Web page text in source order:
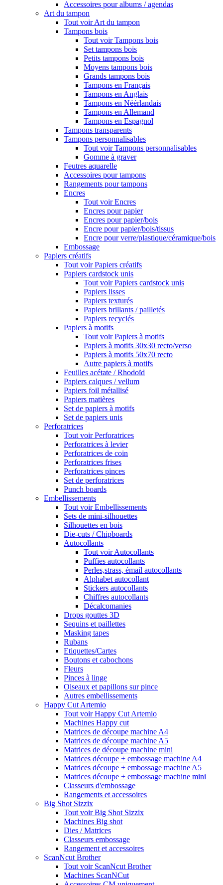
Accessoires pour albums / agendas
Art du tampon
Tout voir Art du tampon
Tampons bois
Tout voir Tampons bois
Set tampons bois
Petits tampons bois
Moyens tampons bois
Grands tampons bois
Tampons en Français
Tampons en Anglais
Tampons en Néérlandais
Tampons en Allemand
Tampons en Espagnol
Tampons transparents
Tampons personnalisables
Tout voir Tampons personnalisables
Gomme à graver
Feutres aquarelle
Accessoires pour tampons
Rangements pour tampons
Encres
Tout voir Encres
Encres pour papier
Encres pour papier/bois
Encre pour papier/bois/tissus
Encre pour verre/plastique/céramique/bois
Embossage
Papiers créatifs
Tout voir Papiers créatifs
Papiers cardstock unis
Tout voir Papiers cardstock unis
Papiers lisses
Papiers texturés
Papiers brillants / pailletés
Papiers recyclés
Papiers à motifs
Tout voir Papiers à motifs
Papiers à motifs 30x30 recto/verso
Papiers à motifs 50x70 recto
Autre papiers à motifs
Feuilles acétate / Rhodoïd
Papiers calques / vellum
Papiers foil métallisé
Papiers matières
Set de papiers à motifs
Set de papiers unis
Perforatrices
Tout voir Perforatrices
Perforatrices à levier
Perforatrices de coin
Perforatrices frises
Perforatrices pinces
Set de perforatrices
Punch boards
Embellissements
Tout voir Embellissements
Sets de mini-silhouettes
Silhouettes en bois
Die-cuts / Chipboards
Autocollants
Tout voir Autocollants
Puffies autocollants
Perles,strass, émail autocollants
Alphabet autocollant
Stickers autocollants
Chiffres autocollants
Décalcomanies
Drops gouttes 3D
Sequins et paillettes
Masking tapes
Rubans
Etiquettes/Cartes
Boutons et cabochons
Fleurs
Pinces à linge
Oiseaux et papillons sur pince
Autres embellissements
Happy Cut Artemio
Tout voir Happy Cut Artemio
Machines Happy cut
Matrices de découpe machine A4
Matrices de découpe machine A5
Matrices de découpe machine mini
Matrices découpe + embossage machine A4
Matrices découpe + embossage machine A5
Matrices découpe + embossage machine mini
Classeurs d'embossage
Rangements et accessoires
Big Shot Sizzix
Tout voir Big Shot Sizzix
Machines Big shot
Dies / Matrices
Classeurs embossage
Rangement et accessoires
ScanNcut Brother
Tout voir ScanNcut Brother
Machines ScanNCut